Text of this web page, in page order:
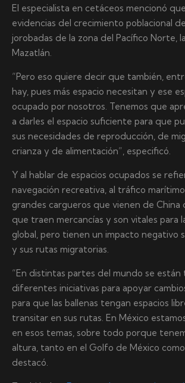
El especialista en cetáceos mencionó
evidencias del crecimiento poblacional
jorobadas de la zona del Pacífico Norte,
Mazatlán.
“Pero eso quiere decir que también,
hay, pues más espacio necesitan y ese
ocupado por nosotros. Tenemos que
a darles el espacio suficiente para que
sus necesidades de reproducción, de
crianza y de alimentación”, especificó.
Y al hablar de espacios ocupados se
navegación recreativa, al tráfico
grandes cargueros que vienen de China
que traen mercancías y son vitales para
global, pero tienen un impacto negativo
y sus rutas migratorias.
“En distintas partes del mundo se están
diferentes iniciativas para apoyar
para que las ballenas tengan espacios
transitar en sus rutas. En México
en esos temas, sobre todo porque
altura, tanto en el Golfo de México como
destacó.